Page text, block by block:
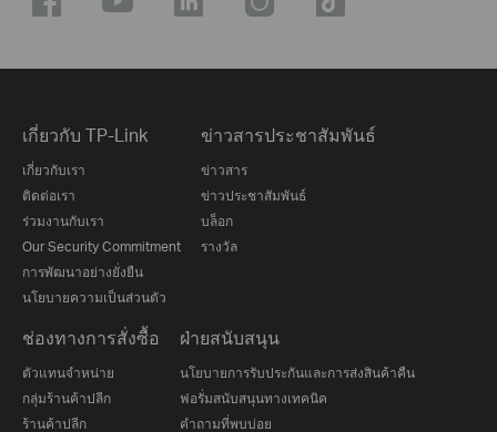
เกี่ยวกับ TP-Link
เกี่ยวกับเรา
ติดต่อเรา
ร่วมงานกับเรา
Our Security Commitment
การพัฒนาอย่างยั่งยืน
นโยบายความเป็นส่วนตัว
ข่าวสารประชาสัมพันธ์
ข่าวสาร
ข่าวประชาสัมพันธ์
บล็อก
รางวัล
ช่องทางการสั่งซื้อ
ตัวแทนจำหน่าย
กลุ่มร้านค้าปลีก
ร้านค้าปลีก
ฝ่ายสนับสนุน
นโยบายการรับประกันและการส่งสินค้าคืน
ฟอรั่มสนับสนุนทางเทคนิค
คำถามที่พบบ่อย